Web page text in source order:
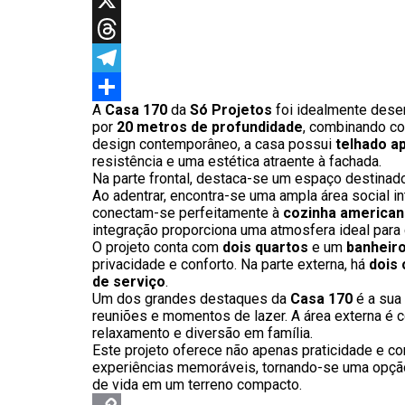
X
Threads
Telegram
Share
A Casa 170 da Só Projetos foi idealmente
por 20 metros de profundidade, combinando
design contemporâneo, a casa possui telhado
resistência e uma estética atraente à fachada.
Na parte frontal, destaca-se um espaço
Ao adentrar, encontra-se uma ampla área social
conectam-se perfeitamente à cozinha
integração proporciona uma atmosfera ideal
O projeto conta com dois quartos e um
privacidade e conforto. Na parte externa, há dois
de serviço.
Um dos grandes destaques da Casa 170 é a sua
reuniões e momentos de lazer. A área externa é
relaxamento e diversão em família.
Este projeto oferece não apenas praticidade e
experiências memoráveis, tornando-se uma
de vida em um terreno compacto.